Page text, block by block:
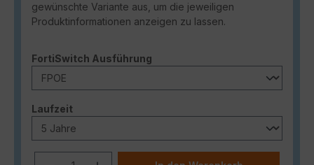
gewünschte Variante aus, um die jeweiligen
Produktinformationen anzeigen zu lassen.
FortiSwitch Ausführung
Laufzeitauswählen